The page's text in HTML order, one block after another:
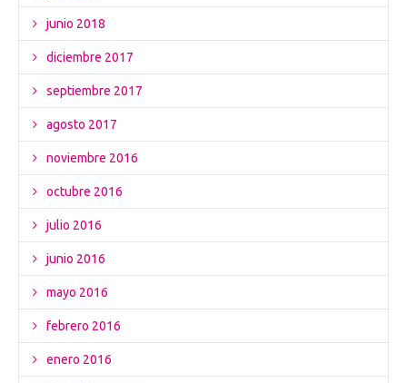
junio 2018
diciembre 2017
septiembre 2017
agosto 2017
noviembre 2016
octubre 2016
julio 2016
junio 2016
mayo 2016
febrero 2016
enero 2016